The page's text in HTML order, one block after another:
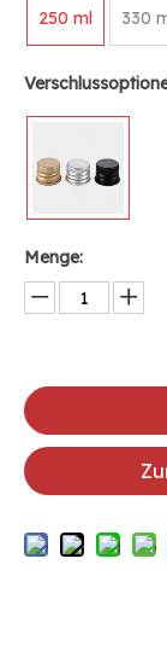
250 ml 330
Menge: